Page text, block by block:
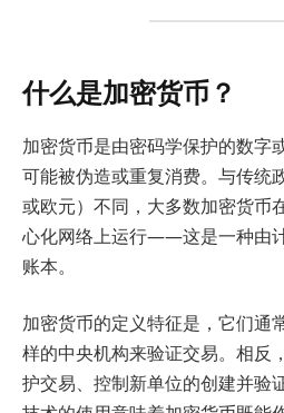
什么是加密货币？
加密货币是由密码学保护的数字
可能被伪造或重复消费。与传统
或欧元）不同，大多数加密货币
心化网络上运行——这是一种由
账本。
加密货币的定义特征是，它们通
样的中央机构来验证交易。相反
护交易、控制新单位的创建并验